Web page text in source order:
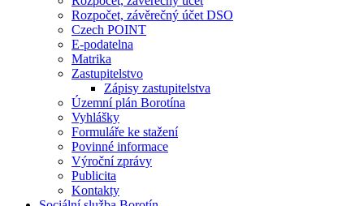
Rozpočet, závěrečný účet DSO
Czech POINT
E-podatelna
Matrika
Zastupitelstvo
Zápisy zastupitelstva
Územní plán Borotína
Vyhlášky
Formuláře ke stažení
Povinné informace
Výroční zprávy
Publicita
Kontakty